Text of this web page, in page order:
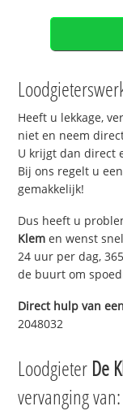
Heeft u lekkage,
niet en neem
U krijgt dan direct
Bij ons regelt u
gemakkelijk!
Dus heeft u
Klem en wenst
24 uur per dag,
de buurt om
Direct hulp van
2048032
Loodgieter De
vervanging van: